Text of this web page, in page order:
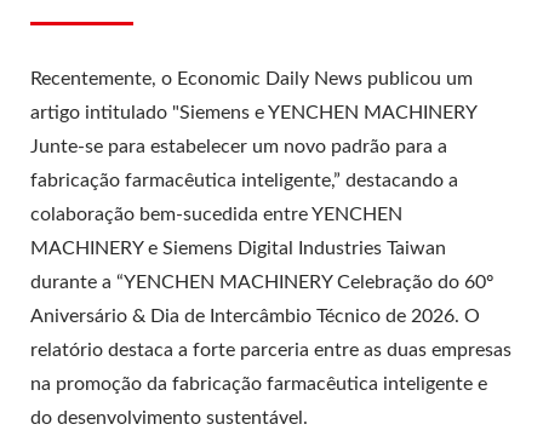
Recentemente, o Economic Daily News publicou um
artigo intitulado "Siemens e YENCHEN MACHINERY
Junte-se para estabelecer um novo padrão para a
fabricação farmacêutica inteligente,” destacando a
colaboração bem-sucedida entre YENCHEN
MACHINERY e Siemens Digital Industries Taiwan
durante a “YENCHEN MACHINERY Celebração do 60º
Aniversário & Dia de Intercâmbio Técnico de 2026. O
relatório destaca a forte parceria entre as duas empresas
na promoção da fabricação farmacêutica inteligente e
do desenvolvimento sustentável.